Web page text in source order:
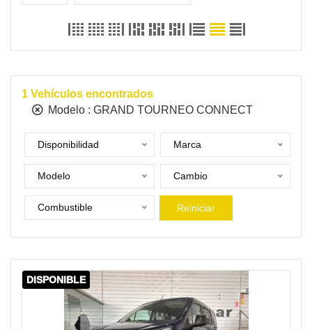
1 Vehículos encontrados
Modelo : GRAND TOURNEO CONNECT
Disponibilidad Marca
Modelo Cambio
Combustible Reiniciar
DISPONIBLE